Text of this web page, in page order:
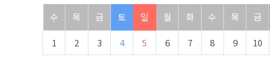
수 목 금 토 일 월 화 수 목 금
1 2 3 4 5 6 7 8 9 10